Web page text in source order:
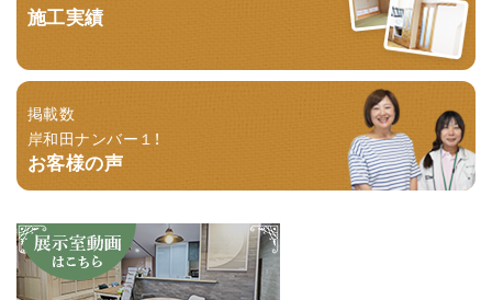
施工実績
掲載数
岸和田ナンバー１！
お客様の声